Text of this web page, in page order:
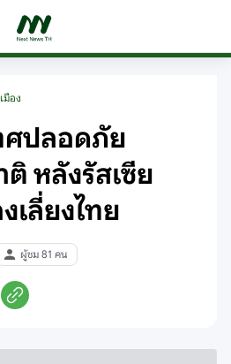
มือง
ศปลอดภัย
หลังรัสเซีย
เลี่ยงไทย
ผู้ชม 81 คน